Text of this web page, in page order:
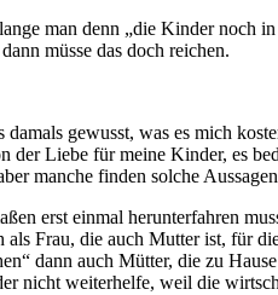
man denn „die Kinder noch
müsse das doch reichen.
gewusst, was es mich
Liebe für meine Kinder, es
manche finden solche
erst einmal herunterfahren
Frau, die auch Mutter ist, für
dann auch Mütter, die zu
nicht weiterhelfe, weil die